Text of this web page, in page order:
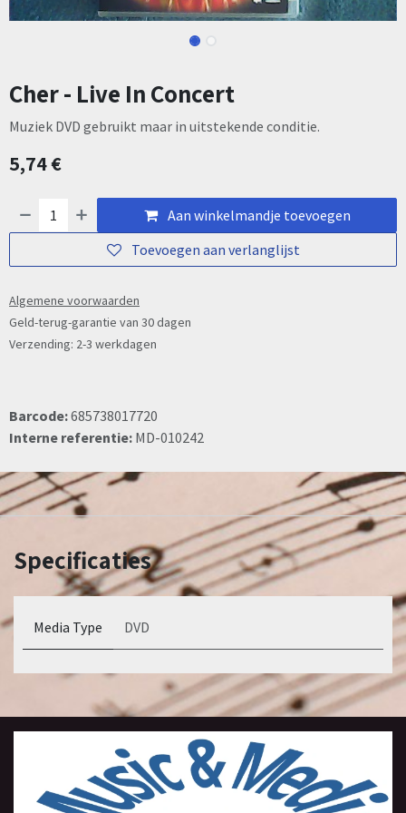
Cher - Live In Concert
Muziek DVD gebruikt maar in uitstekende conditie.
5,74€
Aan winkelmandje toevoegen
Toevoegen aan verlanglijst
Algemene voorwaarden
Geld-terug-garantie van 30 dagen
Verzending: 2-3 werkdagen
Barcode:685738017720
Interne referentie: MD-010242
Specificaties
Media Type DVD